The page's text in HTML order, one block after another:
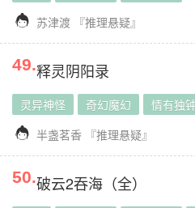
 苏津渡 『推理悬疑』
49.释灵阴阳录
灵异神怪 奇幻魔幻 情有独钟
 半盏茗香 『推理悬疑』
50.破云2吞海（全）